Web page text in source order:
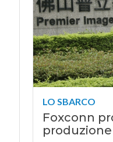
LO SBARCO
Foxconn